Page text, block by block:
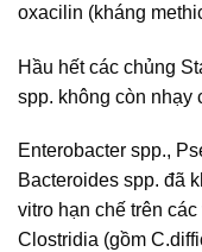
oxacilin (kháng
Hầu hết các chủng
spp. không còn nhạy
Enterobacter spp.,
Bacteroides spp. đã
vitro hạn chế trên
Clostridia (gồm